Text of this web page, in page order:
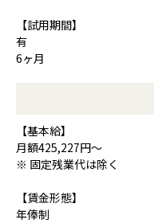
【試用期間】
有
6ヶ月
【基本給】
月額425,227円～
※ 固定残業代は除く
【賃金形態】
年俸制